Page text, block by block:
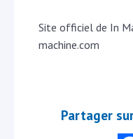
Site officiel de In
machine.com
Partager